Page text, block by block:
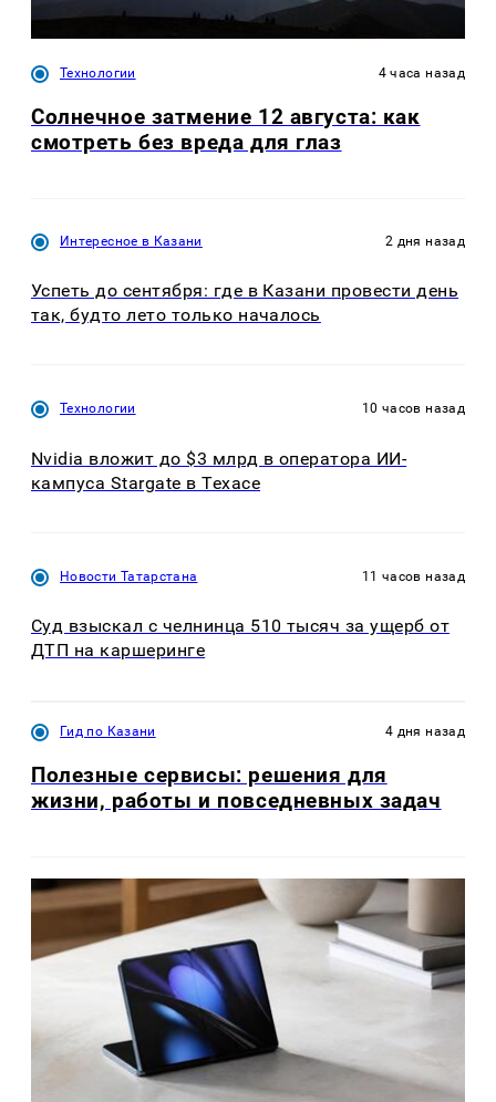
Технологии 4 часа назад
Солнечное затмение 12 августа: как
смотреть без вреда для глаз
Интересное в Казани 2 дня назад
Успеть до сентября: где в Казани провести день
так, будто лето только началось
Технологии 10 часов назад
Nvidia вложит до $3 млрд в оператора ИИ-
кампуса Stargate в Техасе
Новости Татарстана 11 часов назад
Суд взыскал с челнинца 510 тысяч за ущерб от
ДТП на каршеринге
Гид по Казани 4 дня назад
Полезные сервисы: решения для
жизни, работы и повседневных задач